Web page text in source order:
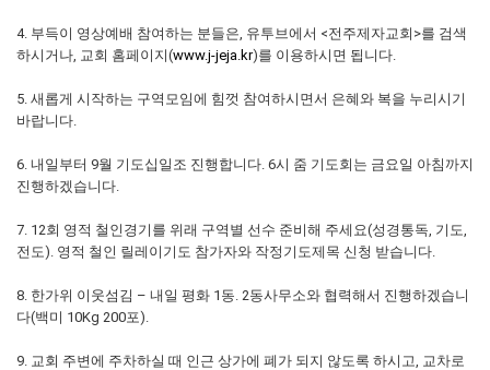
4. 부득이 영상예배 참여하는 분들은, 유투브에서 <전주제자교회>를 검색
하시거나, 교회 홈페이지(www.j-jeja.kr)를 이용하시면 됩니다.
5. 새롭게 시작하는 구역모임에 힘껏 참여하시면서 은혜와 복을 누리시기
바랍니다.
6. 내일부터 9월 기도십일조 진행합니다. 6시 줌 기도회는 금요일 아침까지
진행하겠습니다.
7. 12회 영적 철인경기를 위래 구역별 선수 준비해 주세요(성경통독, 기도,
전도). 영적 철인 릴레이기도 참가자와 작정기도제목 신청 받습니다.
8. 한가위 이웃섬김 – 내일 평화 1동. 2동사무소와 협력해서 진행하겠습니
다(백미 10Kg 200포).
9. 교회 주변에 주차하실 때 인근 상가에 폐가 되지 않도록 하시고, 교차로